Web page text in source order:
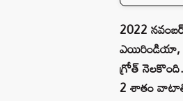
2022
ఎయిరిండియా,
గ్రోత్‌
2 శాతం